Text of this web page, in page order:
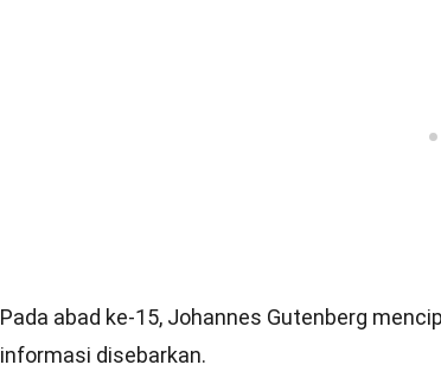
Pada abad ke-15, Johannes Gutenberg
informasi disebarkan.